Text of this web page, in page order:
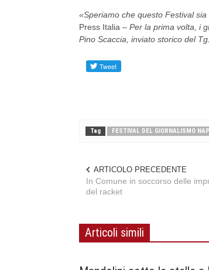
«Speriamo che questo Festival
Press Italia – Per la prima volta, i
Pino Scaccia, inviato storico del
Tag FESTIVAL DEL GIORNALISMO
ARTICOLO PRECEDENTE
In Comune in soccorso delle
del racket
Articoli simili